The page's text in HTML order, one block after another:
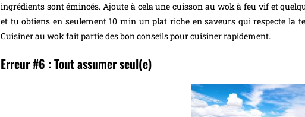
ingrédients sont émincés. Ajoute à cela une cuisson au wok à feu vif et
et tu obtiens en seulement 10 min un plat riche en saveurs qui respecte la
Cuisiner au wok fait partie des bon conseils pour cuisiner rapidement.
Erreur #6 : Tout assumer seul(e)